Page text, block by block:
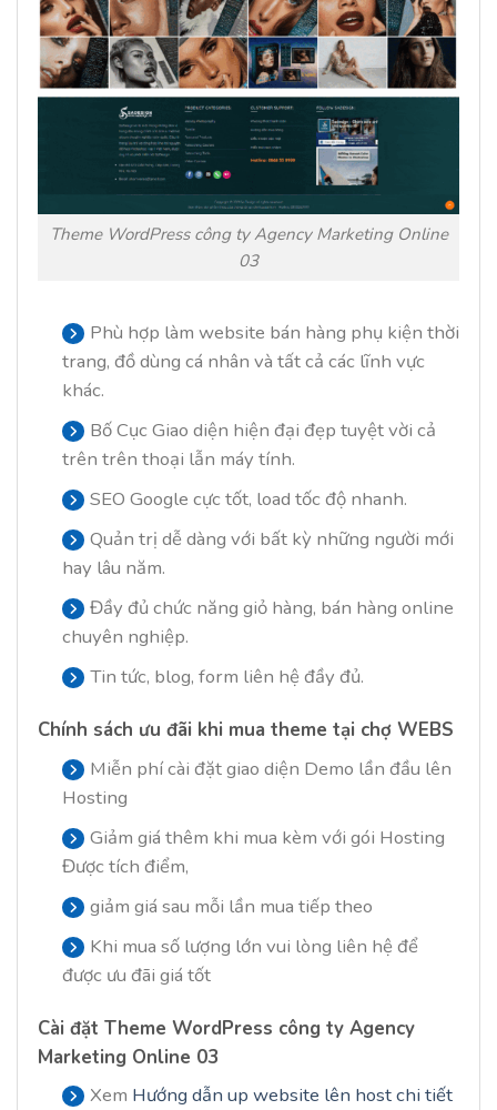
Theme WordPress công ty Agency Marketing Online
03
Phù hợp làm website bán hàng phụ kiện thời
trang, đồ dùng cá nhân và tất cả các lĩnh vực
khác.
Bố Cục Giao diện hiện đại đẹp tuyệt vời cả
trên trên thoại lẫn máy tính.
SEO Google cực tốt, load tốc độ nhanh.
Quản trị dễ dàng với bất kỳ những người mới
hay lâu năm.
Đầy đủ chức năng giỏ hàng, bán hàng online
chuyên nghiệp.
Tin tức, blog, form liên hệ đầy đủ.
Chính sách ưu đãi khi mua theme tại chợ WEBS
Miễn phí cài đặt giao diện Demo lần đầu lên
Hosting
Giảm giá thêm khi mua kèm với gói Hosting
Được tích điểm,
giảm giá sau mỗi lần mua tiếp theo
Khi mua số lượng lớn vui lòng liên hệ để
được ưu đãi giá tốt
Cài đặt Theme WordPress công ty Agency
Marketing Online 03
Xem Hướng dẫn up website lên host chi tiết